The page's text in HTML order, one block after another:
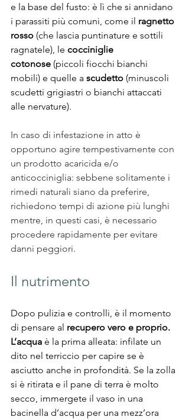
e la base del fusto: è lì che si annidano
i parassiti più comuni, come il ragnetto
rosso (che lascia puntinature e sottili
ragnatele), le cocciniglie
cotonose (piccoli fiocchi bianchi
mobili) e quelle a scudetto (minuscoli
scudetti grigiastri o bianchi attaccati
alle nervature).
In caso di infestazione in atto è
opportuno agire tempestivamente con
un prodotto acaricida e/o
anticocciniglia: sebbene solitamente i
rimedi naturali siano da preferire,
richiedono tempi di azione più lunghi
mentre, in questi casi, è necessario
procedere rapidamente per evitare
danni peggiori.
Il nutrimento
Dopo pulizia e controlli, è il momento
di pensare al recupero vero e proprio.
L’acqua è la prima alleata: infilate un
dito nel terriccio per capire se è
asciutto anche in profondità. Se la zolla
si è ritirata e il pane di terra è molto
secco, immergete il vaso in una
bacinella d’acqua per una mezz’ora